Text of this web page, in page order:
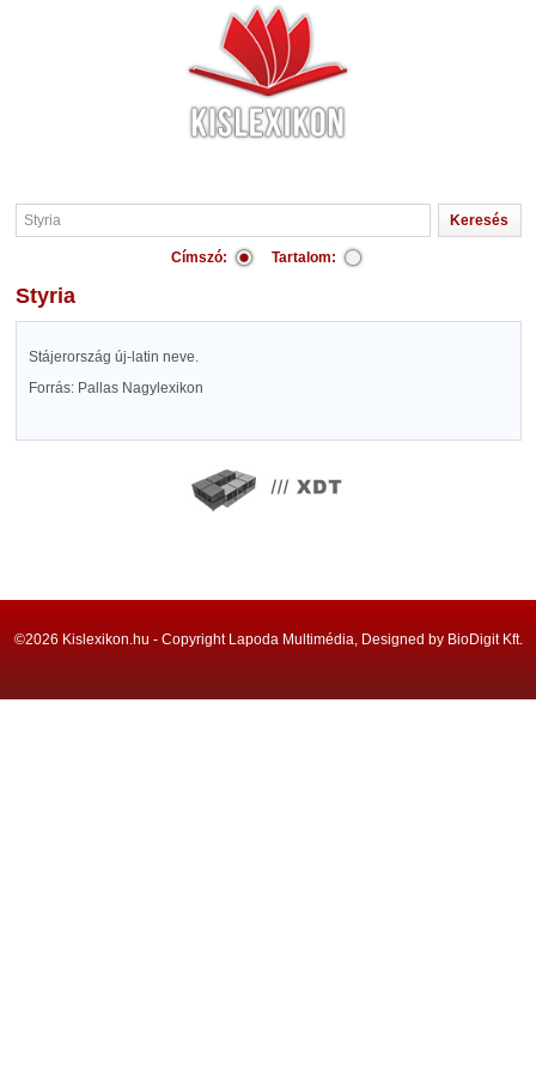
Címszó: Tartalom:
Styria
Stájerország új-latin neve.
Forrás: Pallas Nagylexikon
©2026 Kislexikon.hu - Copyright Lapoda Multimédia, Designed by BioDigit Kft.